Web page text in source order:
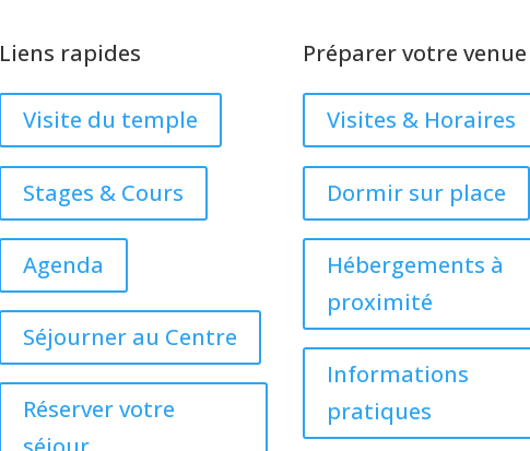
Liens rapides
Visite du temple
Stages & Cours
Agenda
Séjourner au Centre
Réserver votre
Préparer votre venue
Visites & Horaires
Dormir sur place
Hébergements à
proximité
Informations
pratiques